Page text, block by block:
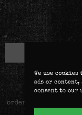
We use
ads or
consent to our
order, improve user
web and other